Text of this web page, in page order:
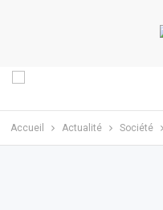
Accueil Actualité Société